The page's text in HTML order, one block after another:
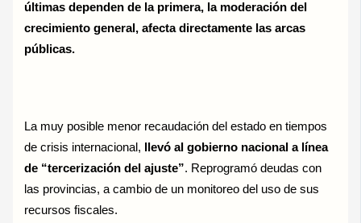
últimas dependen de la primera, la moderación del
crecimiento general, afecta directamente las arcas
públicas.
La muy posible menor recaudación del estado en tiempos
de crisis internacional,
llevó al gobierno nacional a línea
de “tercerización del ajuste”. Reprogramó deudas con
las provincias, a cambio de un monitoreo del uso de sus
recursos fiscales.